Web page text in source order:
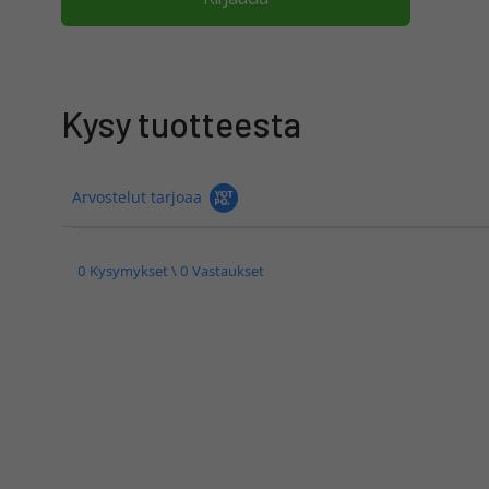
Kysy tuotteesta
Arvostelut tarjoaa
0 Kysymykset \ 0 Vastaukset